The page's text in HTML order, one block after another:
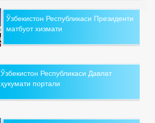
Ўзбекистон Республикаси Президенти
матбуот хизмати
Ўзбекистон Республикаси Давлат
ҳукумати портали